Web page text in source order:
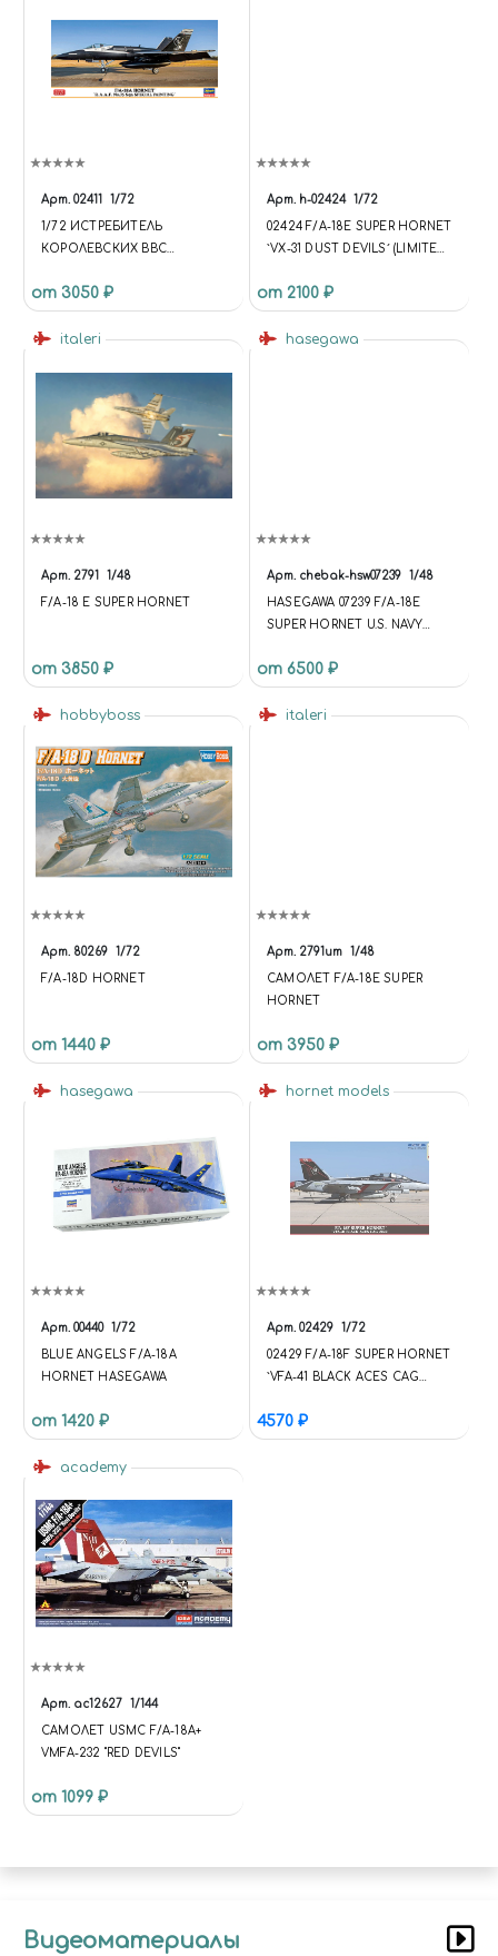
Арт. 02411 1/72
1/72 ИСТРЕБИТЕЛЬ
КОРОЛЕВСКИХ ВВС
NO.75 SQN SPECIAL
PAINTING"
от 3050 ₽
Арт. h-02424 1/72
02424 F/A-18E SUPER HORNET
`VX-31 DUST DEVILS´ (LIMITED
(УЦЕНКА) КУПИТЬ В МОСКВЕ
(H-02424) САМОЛЁТЫ
от 2100 ₽
italeri
Арт. 2791 1/48
F/A-18 E SUPER HORNET
от 3850 ₽
hasegawa
Арт. chebak-hsw07239 1/48
HASEGAWA 07239 F/A-18E
SUPER HORNET U.S. NAVY
(ATTACKER) 1/48
от 6500 ₽
hobbyboss
Арт. 80269 1/72
F/A-18D HORNET
от 1440 ₽
italeri
Арт. 2791ит 1/48
САМОЛЕТ F/A-18E SUPER
HORNET
от 3950 ₽
hasegawa
Арт. 00440 1/72
BLUE ANGELS F/A-18A
HORNET HASEGAWA
от 1420 ₽
hornet models
Арт. 02429 1/72
02429 F/A-18F SUPER HORNET
`VFA-41 BLACK ACES CAG
HASEGAWA АВИАЦИЯ 1/72
(ПОД ЗАКАЗ)
4570 ₽
academy
Арт. ac12627 1/144
САМОЛЕТ USMC F/A-18A+
VMFA-232 "RED DEVILS"
от 1099 ₽
Видеоматериалы